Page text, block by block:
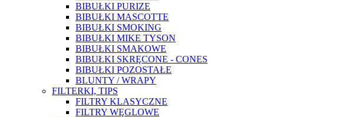
BIBUŁKI PURIZE
BIBUŁKI MASCOTTE
BIBUŁKI SMOKING
BIBUŁKI MIKE TYSON
BIBUŁKI SMAKOWE
BIBUŁKI SKRĘCONE - CONES
BIBUŁKI POZOSTAŁE
BLUNTY / WRAPY
FILTERKI, TIPS
FILTRY KLASYCZNE
FILTRY WĘGLOWE